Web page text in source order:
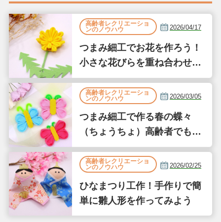
高齢者レクリエーショ
ンのノウハウ
2026/04/17
つまみ細工でお花を作ろう！
小さな花びらを重ね合わせて
作るたんぽぽ風
高齢者レクリエーショ
ンのノウハウ
2026/03/05
つまみ細工で作る春の蝶々
（ちょうちょ）高齢者でも簡
単な縫わない工作
高齢者レクリエーショ
ンのノウハウ
2026/02/25
ひなまつり工作！手作りで簡
単に雛人形を作ってみよう